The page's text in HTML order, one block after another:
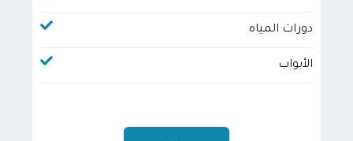
دورات المياه
الأبواب